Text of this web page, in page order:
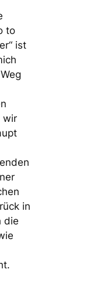
to
ist
wir
in
die